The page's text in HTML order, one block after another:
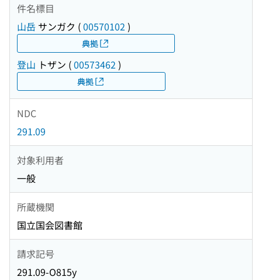
件名標目
山岳 サンガク (00570102 )
典拠
登山 トザン (00573462 )
典拠
NDC
291.09
対象利用者
一般
所蔵機関
国立国会図書館
請求記号
291.09-O815y